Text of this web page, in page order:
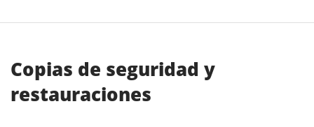
Copias de seguridad y
restauraciones